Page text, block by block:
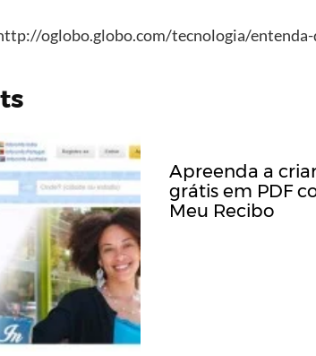
oglobo.globo.com/tecnologia/
Apreenda a
grátis em PDF
Meu Recibo